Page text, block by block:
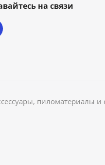
на связи
пиломатериалы и